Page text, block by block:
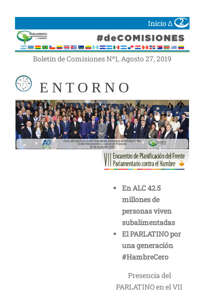
Inicio ∆
Boletín de Comisiones Nº1, Agosto 27, 2019
E N T O R N O
En ALC 42.5
millones de
personas viven
subalimentadas
El PARLATINO por
una generación
#HambreCero
Presencia del
PARLATINO en el VII